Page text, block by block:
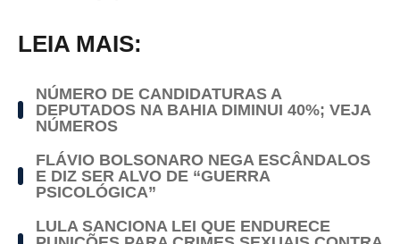
LEIA MAIS:
NÚMERO DE CANDIDATURAS A
DEPUTADOS NA BAHIA DIMINUI 40%; VEJA
NÚMEROS
FLÁVIO BOLSONARO NEGA ESCÂNDALOS
E DIZ SER ALVO DE “GUERRA
PSICOLÓGICA”
LULA SANCIONA LEI QUE ENDURECE